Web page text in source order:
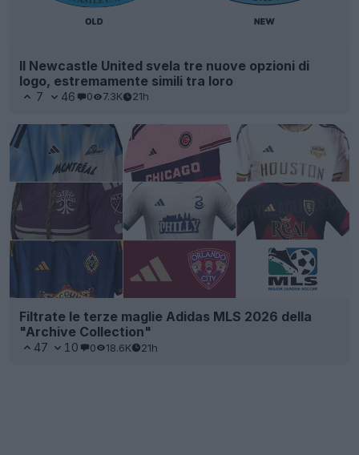
Il Newcastle United svela tre nuove opzioni di
logo, estremamente simili tra loro
7 46 0 7.3K 21h
Filtrate le terze maglie Adidas MLS 2026 della
"Archive Collection"
47 10 0 18.6K 21h